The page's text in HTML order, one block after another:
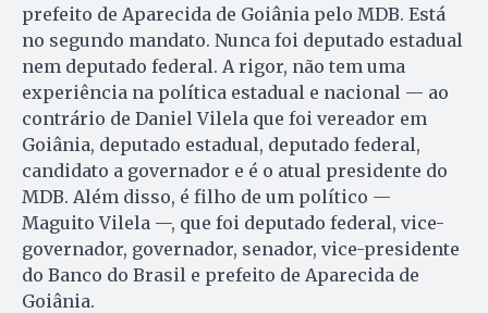
prefeito de Aparecida de Goiânia pelo MDB. Está
no segundo mandato. Nunca foi deputado estadual
nem deputado federal. A rigor, não tem uma
experiência na política estadual e nacional — ao
contrário de Daniel Vilela que foi vereador em
Goiânia, deputado estadual, deputado federal,
candidato a governador e é o atual presidente do
MDB. Além disso, é filho de um político —
Maguito Vilela —, que foi deputado federal, vice-
governador, governador, senador, vice-presidente
do Banco do Brasil e prefeito de Aparecida de
Goiânia.